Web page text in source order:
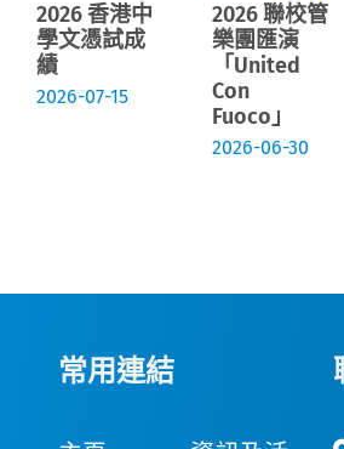
2026 香港中
學文憑試成
績
2026-07-15
2026 聯校管
樂團匯演
「United
Con
Fuoco」
2026-06-30
常用連結